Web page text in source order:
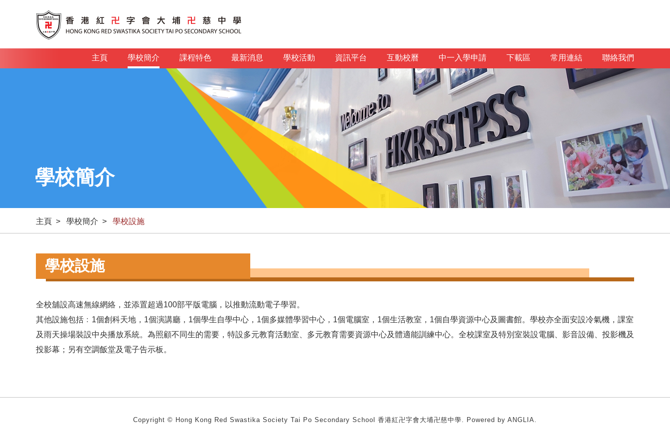
主頁 學校簡介 課程特色 最新消息 學校活動 資訊平台 互動校曆 中一入學申請 下載區 常用連結 聯絡我們
學校簡介
主頁 > 學校簡介 > 學校設施
學校設施
全校舖設高速無線網絡，並添置超過100部平版電腦，以推動流動電子學習。
其他設施包括﹕1個創科天地，1個演講廳，1個學生自學中心，1個多媒體學習中心，1個電腦室，1個生活教室，1個自學資源中心及圖書館。學校亦全面安設冷氣機，課室
及雨天操場裝設中央播放系統。為照顧不同生的需要，特設多元教育活動室、多元教育需要資源中心及體適能訓練中心。全校課室及特別室裝設電腦、影音設備、投影機及
投影幕；另有空調飯堂及電子告示板。
Copyright © Hong Kong Red Swastika Society Tai Po Secondary School 香港紅卍字會大埔卍慈中學. Powered by ANGLIA.